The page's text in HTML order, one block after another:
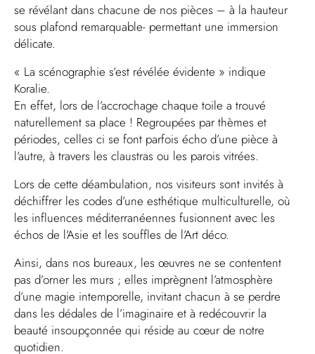
se révélant dans chacune de nos pièces – à la hauteur
sous plafond remarquable- permettant une immersion
délicate.
« La scénographie s’est révélée évidente » indique
Koralie.
En effet, lors de l’accrochage chaque toile a trouvé
naturellement sa place ! Regroupées par thèmes et
périodes, celles ci se font parfois écho d’une pièce à
l’autre, à travers les claustras ou les parois vitrées.
Lors de cette déambulation, nos visiteurs sont invités à
déchiffrer les codes d’une esthétique multiculturelle, où
les influences méditerranéennes fusionnent avec les
échos de l’Asie et les souffles de l’Art déco.
Ainsi, dans nos bureaux, les œuvres ne se contentent
pas d’orner les murs ; elles imprègnent l’atmosphère
d’une magie intemporelle, invitant chacun à se perdre
dans les dédales de l’imaginaire et à redécouvrir la
beauté insoupçonnée qui réside au cœur de notre
quotidien.